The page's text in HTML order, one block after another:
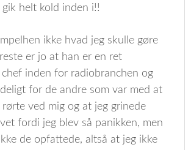
helt kold inden i!!
ikke hvad jeg skulle gøre
er jo at han er en ret
inden for radiobranchen og
for de andre som var med at
ved mig og at jeg grinede
fordi jeg blev så panikken, men
de opfattede, altså at jeg ikke